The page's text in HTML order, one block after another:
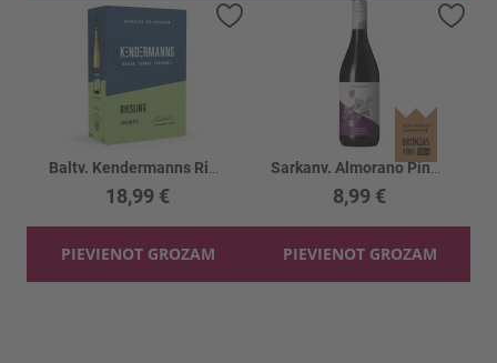
18,99 €
PIEVIENOT GROZAM
Sarkanv. Almorano Pinot Noir 13%
8,99 €
PIEVIENOT GROZAM